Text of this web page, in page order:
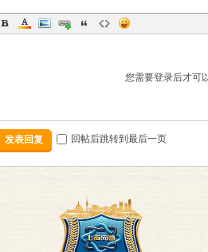
您需要登录后才可
发表回复 回帖后跳转到最后一页